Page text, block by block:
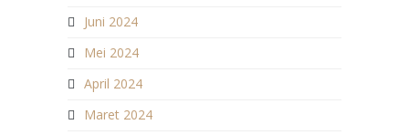
Juni 2024
Mei 2024
April 2024
Maret 2024